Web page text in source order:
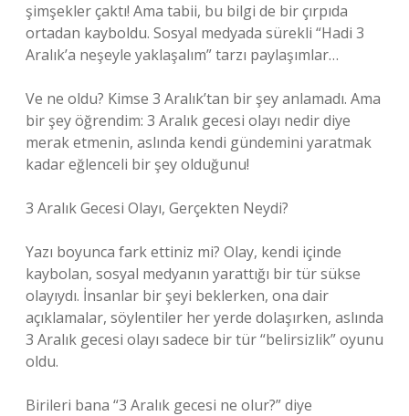
şimşekler çaktı! Ama tabii, bu bilgi de bir çırpıda
ortadan kayboldu. Sosyal medyada sürekli “Hadi 3
Aralık’a neşeyle yaklaşalım” tarzı paylaşımlar…
Ve ne oldu? Kimse 3 Aralık’tan bir şey anlamadı. Ama
bir şey öğrendim: 3 Aralık gecesi olayı nedir diye
merak etmenin, aslında kendi gündemini yaratmak
kadar eğlenceli bir şey olduğunu!
3 Aralık Gecesi Olayı, Gerçekten Neydi?
Yazı boyunca fark ettiniz mi? Olay, kendi içinde
kaybolan, sosyal medyanın yarattığı bir tür sükse
olayıydı. İnsanlar bir şeyi beklerken, ona dair
açıklamalar, söylentiler her yerde dolaşırken, aslında
3 Aralık gecesi olayı sadece bir tür “belirsizlik” oyunu
oldu.
Birileri bana “3 Aralık gecesi ne olur?” diye